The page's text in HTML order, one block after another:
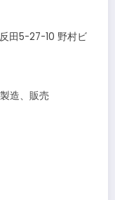
田5-27-10 野村ビ
造、販売